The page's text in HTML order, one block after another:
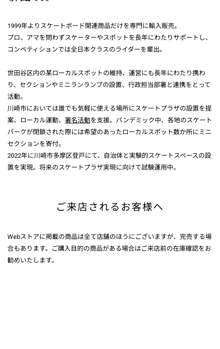
1999年よりスケートボード関連商品だけを専門に輸入販売。
プロ、アマを問わずスケーターやスポットを長年にわたりサポートし、
コンペティションでは全日本クラスのライダーを輩出。
世田谷区内の某ローカルスポットの維持、運営にも長年にわたり携わ
り、セクションやミニランランプの設置、行政担当部署と連携をとって
活動。
川崎市においては誰でも気軽に使える場所にスケートプラザの設置を提
案、ローカル運動、 署名活動を支援。パンデミック中、各地のスケート
パークが閉鎖された際には希望のあったローカルスポット数か所にミニ
セクションを寄付。
2022年に川崎市多摩区登戸にて、自治体と実験的スケートスペースの設
置を実現。将来のスケートプラザ実現に向けて試験運用中。
ご来店されるお客様へ
Webストアに掲載の商品は全て店舗のほうにございますが、完売する場
合もあります。ご購入目的の商品がある場合はご来店前の在庫確認をお
勧めいたします。